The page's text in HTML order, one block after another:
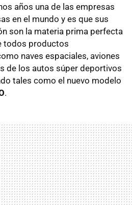
años una de las empresas
en el mundo y es que sus
son la materia prima perfecta
todos productos
naves espaciales, aviones
de los autos súper deportivos
tales como el nuevo modelo
.